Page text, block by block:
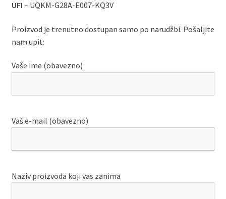
UFI – UQKM-G28A-E007-KQ3V
Proizvod je trenutno dostupan samo po narudžbi. Pošaljite
nam upit:
Vaše ime (obavezno)
Vaš e-mail (obavezno)
Naziv proizvoda koji vas zanima